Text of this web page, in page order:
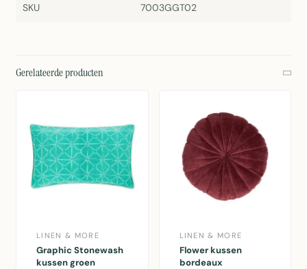
SKU 7003GGT02
Gerelateerde producten
LINEN & MORE
Graphic Stonewash
kussen groen
LINEN & MORE
Flower kussen
bordeaux